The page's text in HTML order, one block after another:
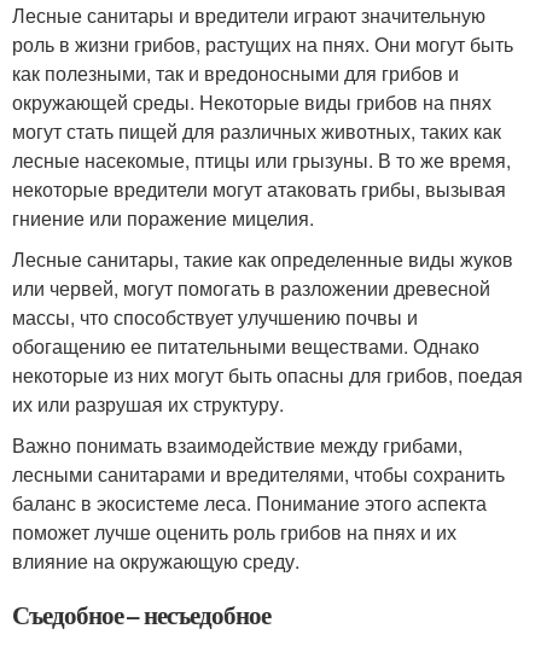
Лесные санитары и вредители играют значительную
роль в жизни грибов, растущих на пнях. Они могут быть
как полезными, так и вредоносными для грибов и
окружающей среды. Некоторые виды грибов на пнях
могут стать пищей для различных животных, таких как
лесные насекомые, птицы или грызуны. В то же время,
некоторые вредители могут атаковать грибы, вызывая
гниение или поражение мицелия.
Лесные санитары, такие как определенные виды жуков
или червей, могут помогать в разложении древесной
массы, что способствует улучшению почвы и
обогащению ее питательными веществами. Однако
некоторые из них могут быть опасны для грибов, поедая
их или разрушая их структуру.
Важно понимать взаимодействие между грибами,
лесными санитарами и вредителями, чтобы сохранить
баланс в экосистеме леса. Понимание этого аспекта
поможет лучше оценить роль грибов на пнях и их
влияние на окружающую среду.
Съедобное – несъедобное